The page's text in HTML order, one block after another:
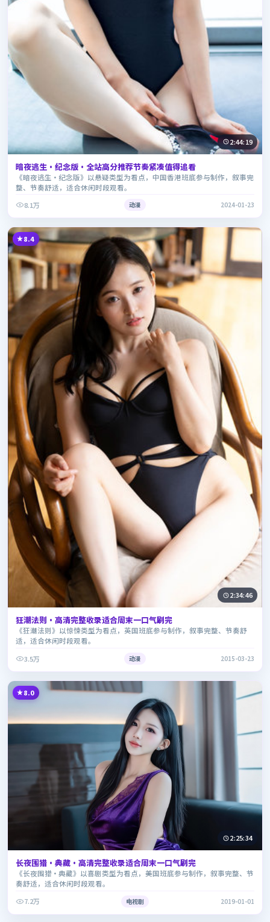
2:44:19
暗夜逃生·纪念版·全站高分推荐节奏紧凑值得追看
《暗夜逃生·纪念版》以悬疑类型为看点，中国香港班底参与制作，叙事完
整、节奏舒适，适合休闲时段观看。
8.1万
动漫 2024-01-23
8.4
2:34:46
狂潮法则·高清完整收录适合周末一口气刷完
《狂潮法则》以惊悚类型为看点，英国班底参与制作，叙事完整、节奏舒
适，适合休闲时段观看。
3.5万
动漫 2015-03-23
8.0
2:25:34
长夜围猎·典藏·高清完整收录适合周末一口气刷完
《长夜围猎·典藏》以喜剧类型为看点，美国班底参与制作，叙事完整、节
奏舒适，适合休闲时段观看。
7.2万
电视剧 2019-01-01